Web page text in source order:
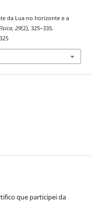
da Lua no horizonte e a
, 29(2), 325–335.
que participei da